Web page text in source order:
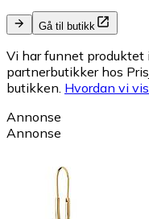
Gå til butikk
Vi har funnet
partnerbutikker hos
butikken. Hvordan vi
Annonse
Annonse